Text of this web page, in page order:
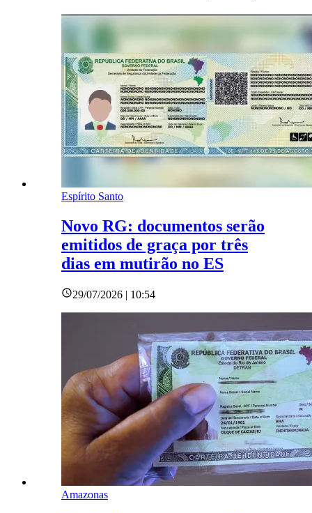
Espírito Santo
Novo RG: documentos serão
emitidos de graça por três
dias em mutirão no ES
29/07/2026 | 10:54
Amazonas